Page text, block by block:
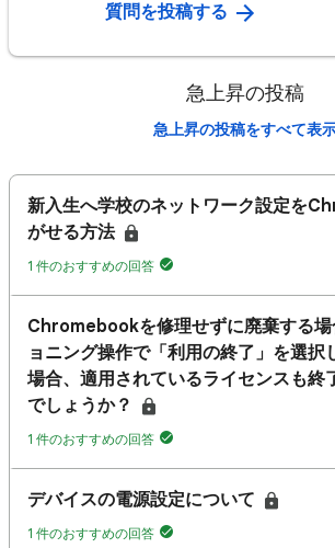
質問を投稿する
急上昇の投稿
急上昇の投稿をすべて表
新入生へ学校のネットワーク設定を
がせる方法
1 件のおすすめの回答
Chromebookを修理せずに廃棄する
ョニング操作で「利用の終了」を選択
場合、適用されているライセンスも終
でしょうか？
1 件のおすすめの回答
デバイスの電源設定について
1 件のおすすめの回答